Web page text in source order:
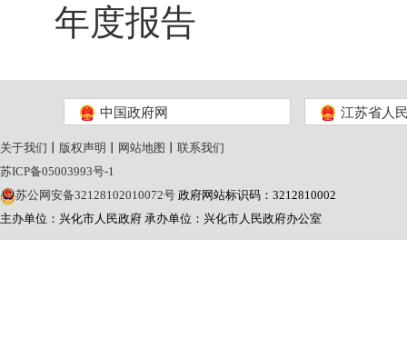
年度报告
中国政府网 江苏省人
关于我们 版权声明 网站地图
联系我们
苏ICP备05003993号-1
苏公网安备32128102010072号 政府网站标识码：3212810002
主办单位：兴化市人民政府 承办单位：兴化市人民政府办公室